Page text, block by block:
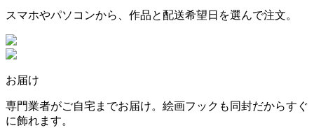
スマホやパソコンから、作品と配送希望日を選んで注文。
お届け
専門業者がご自宅までお届け。絵画フックも同封だからすぐ
に飾れます。